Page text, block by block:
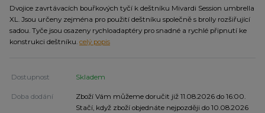
Dvojice zavrtávacích bouřkových tyčí k deštníku Mivardi Session umbrella
XL. Jsou určeny zejména pro použití deštníku společně s brolly rozšiřující
sadou. Tyče jsou osazeny rychloadaptéry pro snadné a rychlé připnutí ke
konstrukci deštníku. celý popis
Dostupnost Skladem
Doba dodání
Zboží Vám můžeme doručit již 11.08.2026 do 16:00.
Stačí, když zboží objednáte nejpozději do 10.08.2026